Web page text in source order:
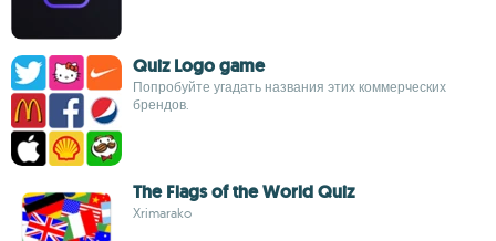
Quiz Logo game
Попробуйте угадать названия этих коммерческих
брендов.
The Flags of the World Quiz
Xrimarako